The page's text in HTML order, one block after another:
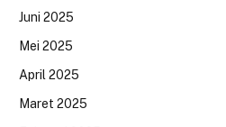
Juni 2025
Mei 2025
April 2025
Maret 2025